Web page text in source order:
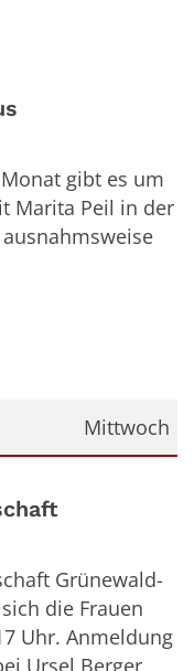
gibt es um
Marita Peil in der
Mittwoch
Grünewald-
die Frauen
Uhr. Anmeldung
Ursel Berger,